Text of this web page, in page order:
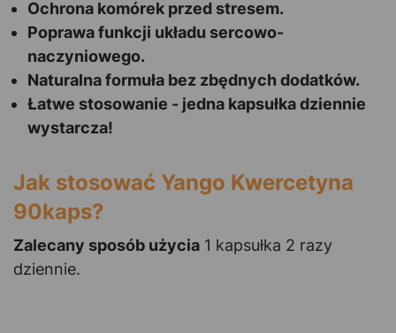
Ochrona komórek przed stresem.
Poprawa funkcji układu sercowo-
naczyniowego.
Naturalna formuła bez zbędnych dodatków.
Łatwe stosowanie - jedna kapsułka dziennie
wystarcza!
Jak stosować Yango Kwercetyna
90kaps?
Zalecany sposób użycia 1 kapsułka 2 razy
dziennie.